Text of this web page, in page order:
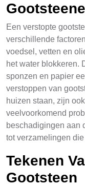
Een verstopte
verschillende
voedsel, vetten en
het water blokkeren.
sponzen en papier
verstoppen van
huizen staan, zijn
veelvoorkomend
beschadigingen aan
tot verzamelingen
Tekenen
Gootsteen